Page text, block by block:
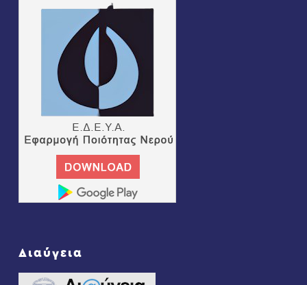
Διαύγεια